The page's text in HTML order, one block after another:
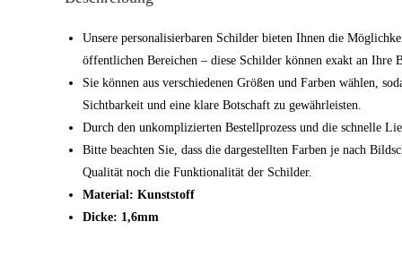
Unsere personalisierbaren Schilder bieten Ihnen die
öffentlichen Bereichen – diese Schilder können exakt an Ihre
Sie können aus verschiedenen Größen und Farben wählen,
Sichtbarkeit und eine klare Botschaft zu gewährleisten.
Durch den unkomplizierten Bestellprozess und die schnelle
Bitte beachten Sie, dass die dargestellten Farben je nach
Qualität noch die Funktionalität der Schilder.
Material: Kunststoff
Dicke: 1,6mm